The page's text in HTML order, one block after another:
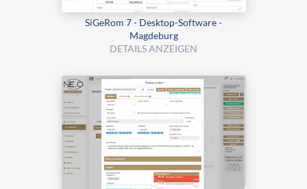
SiGeRom 7 - Desktop-Software -
Magdeburg
DETAILS ANZEIGEN